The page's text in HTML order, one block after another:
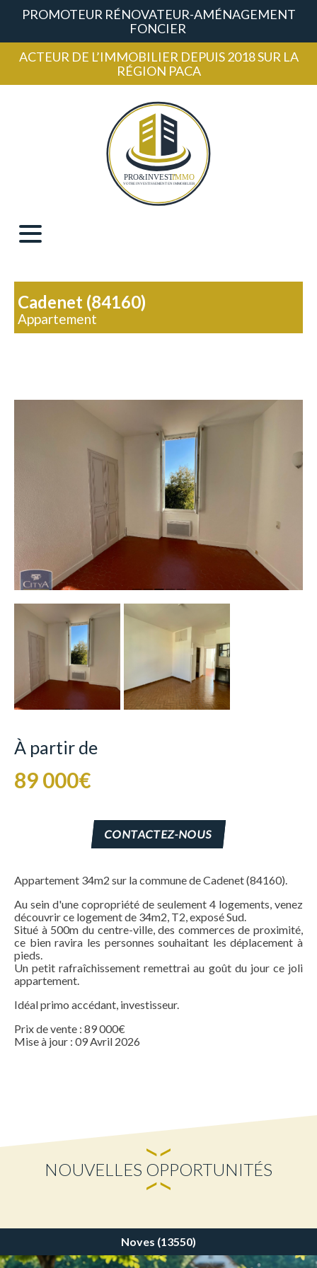
PROMOTEUR RÉNOVATEUR-AMÉNAGEMENT
FONCIER
ACTEUR DE L’IMMOBILIER DEPUIS 2018 SUR LA
RÉGION PACA
Cadenet (84160)
Appartement
À partir de
89 000€
CONTACTEZ-NOUS
Appartement 34m2 sur la commune de Cadenet (84160).
Au sein d'une copropriété de seulement 4 logements, venez
découvrir ce logement de 34m2, T2, exposé Sud.
Situé à 500m du centre-ville, des commerces de proximité,
ce bien ravira les personnes souhaitant les déplacement à
pieds.
Un petit rafraîchissement remettrai au goût du jour ce joli
appartement.
Idéal primo accédant, investisseur.
Prix de vente : 89 000€
Mise à jour : 09 Avril 2026
NOUVELLES OPPORTUNITÉS
Noves (13550)